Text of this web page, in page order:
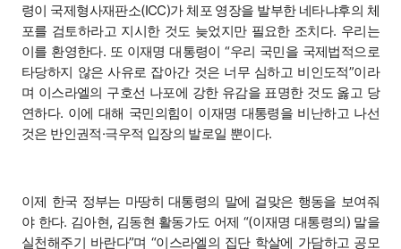
령이 국제형사재판소(ICC)가 체포 영장을 발부한 네타냐후의 체
포를 검토하라고 지시한 것도 늦었지만 필요한 조치다. 우리는
이를 환영한다. 또 이재명 대통령이 “우리 국민을 국제법적으로
타당하지 않은 사유로 잡아간 것은 너무 심하고 비인도적”이라
며 이스라엘의 구호선 나포에 강한 유감을 표명한 것도 옳고 당
연하다. 이에 대해 국민의힘이 이재명 대통령을 비난하고 나선
것은 반인권적·극우적 입장의 발로일 뿐이다.
이제 한국 정부는 마땅히 대통령의 말에 걸맞은 행동을 보여줘
야 한다. 김아현, 김동현 활동가도 어제 “(이재명 대통령의) 말을
실천해주기 바란다”며 “이스라엘의 집단 학살에 가담하고 공모